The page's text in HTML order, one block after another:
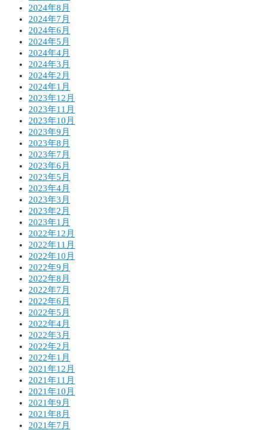
2024年8月
2024年7月
2024年6月
2024年5月
2024年4月
2024年3月
2024年2月
2024年1月
2023年12月
2023年11月
2023年10月
2023年9月
2023年8月
2023年7月
2023年6月
2023年5月
2023年4月
2023年3月
2023年2月
2023年1月
2022年12月
2022年11月
2022年10月
2022年9月
2022年8月
2022年7月
2022年6月
2022年5月
2022年4月
2022年3月
2022年2月
2022年1月
2021年12月
2021年11月
2021年10月
2021年9月
2021年8月
2021年7月